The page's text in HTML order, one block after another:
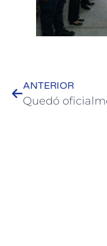
ANTERIOR